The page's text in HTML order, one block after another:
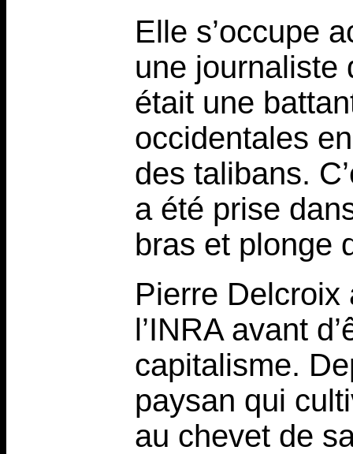
Elle s’occupe
une journaliste
était une
occidentales
des talibans.
a été prise
bras et plonge
Pierre Delcroix
l’INRA avant
capitalisme.
paysan qui
au chevet de